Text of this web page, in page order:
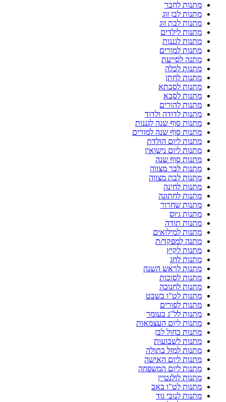
מתנות לחבר
מתנות לבן זוג
מתנות לבת זוג
מתנות לילדים
מתנות לגננות
מתנות למורים
מתנה לסייעת
מתנות לכלה
מתנות לחתן
מתנות לסבתא
מתנות לסבא
מתנות להורים
מתנות לדודה ולדוד
מתנות סוף שנה לגננות
מתנות סוף שנה למורים
מתנות ליום הולדת
מתנות ליום נישואין
מתנות סוף שנה
מתנות לבר מצווה
מתנות לבת מצווה
מתנות לחינה
מתנות לחתונה
מתנות שחרור
מתנות גיוס
מתנות תודה
מתנות למילואים
מתנה למפקד/ת
מתנות לקיץ
מתנות לחג
מתנות לראש השנה
מתנות לסוכות
מתנות לחנוכה
מתנות לט"ו בשבט
מתנות לפורים
מתנות לל"ג בעומר
מתנות ליום העצמאות
מתנות כחול לבן
מתנות לשבועות
מתנות למזל בתולה
מתנות ליום האישה
מתנות ליום המשפחה
מתנות לולנטיין
מתנות לט"ו באב
מתנות לנובי גוד